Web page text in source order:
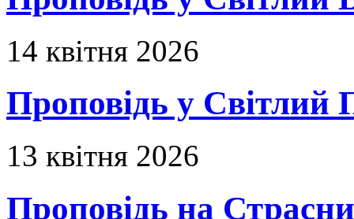
14 квітня 2026
Проповідь у Світлий
13 квітня 2026
Проповідь на